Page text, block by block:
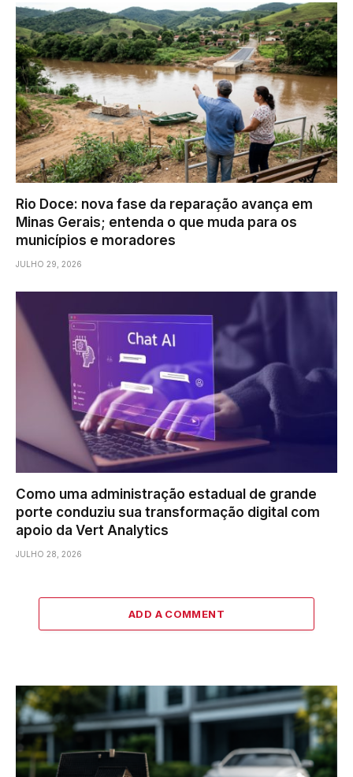
Rio Doce: nova fase da reparação avança em
Minas Gerais; entenda o que muda para os
municípios e moradores
JULHO 29, 2026
Como uma administração estadual de grande
porte conduziu sua transformação digital com
apoio da Vert Analytics
JULHO 28, 2026
ADD A COMMENT